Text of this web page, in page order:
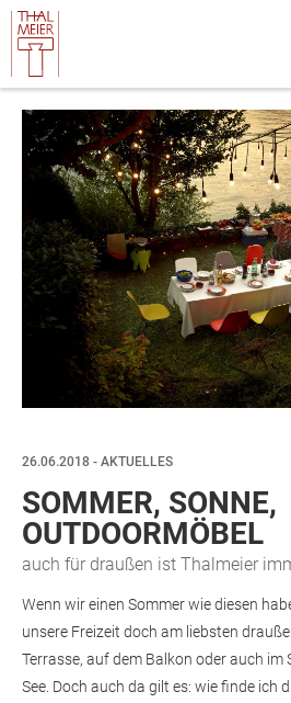
26.06.2018 - AKTUELLES
SOMMER, SONNE,
OUTDOORMÖBEL
auch für draußen ist Thalmeier
Wenn wir einen Sommer wie diesen
unsere Freizeit doch am liebsten
Terrasse, auf dem Balkon oder auch
See. Doch auch da gilt es: wie finde ich